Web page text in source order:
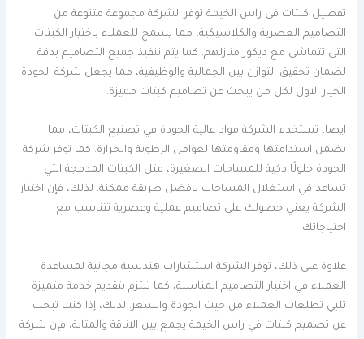
تفصيل كبتات في راس الخيمة توفر الشركة مجموعة متنوعة من
التصاميم العصرية والكلاسيكية، مما يسمح للعملاء باختيار الكبتات
التي تتماشى مع ديكور منازلهم. كما يتم تنفيذ جميع التصاميم بدقة
لضمان تحقيق التوازن بين الجمالية والوظيفية، مما يجعل شركة الجودة
الخيار الاول لكل من يبحث عن تصاميم كبتات مميزة.
ايضا، تستخدم الشركة مواد عالية الجودة في تصنيع الكبتات، مما
يضمن استدامتها ومقاومتها لعوامل الرطوبة والحرارة. كما توفر شركة
الجودة حلولًا ذكية للمساحات الصغيرة، مثل الكبتات المدمجة التي
تساعد في استغلال المساحات بافضل طريقة ممكنة. لذلك، فإن اختيار
الشركة يعني حصولك على تصاميم عملية وعصرية تتناسب مع
احتياجاتك.
علاوة على ذلك، توفر الشركة استشارات هندسية مجانية لمساعدة
العملاء في اختيار التصاميم المناسبة، كما تلتزم بتقديم خدمة متميزة
تلبي تطلعات العملاء من حيث الجودة والسعر. لذلك، إذا كنت تبحث
عن تصميم كبتات في راس الخيمة يجمع بين الاناقة والمتانة، فإن شركة